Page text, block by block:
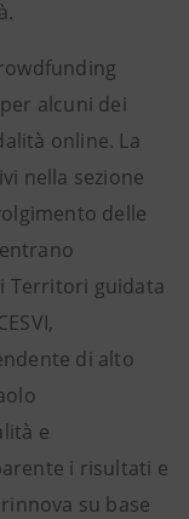
alcuni dei
online. La
nella sezione
delle
Territori guidata
di alto
e
i risultati e
su base